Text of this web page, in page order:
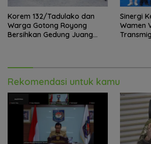
Korem 132/Tadulako dan
Warga Gotong Royong
Bersihkan Gedung Juang
Sinergi
Wamen
Rekomendasi untuk kamu